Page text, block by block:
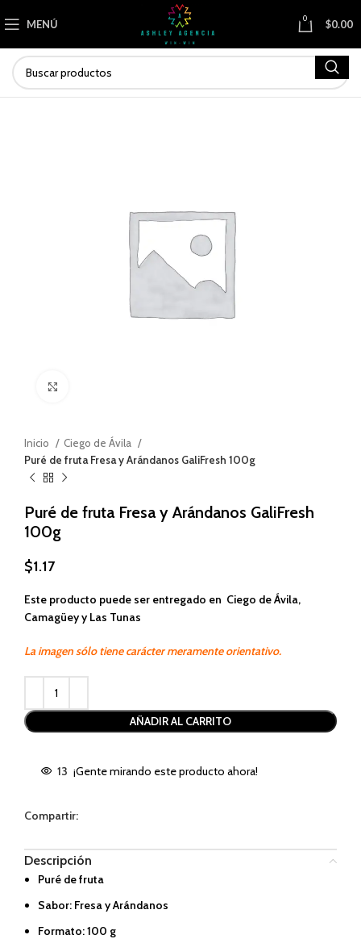
MENÚ 0 $0.00
Inicio
Ciego de Ávila
Puré de fruta Fresa y Arándanos GaliFresh 100g
Puré de fruta Fresa y Arándanos GaliFresh
100g
$1.17
Este producto puede ser entregado en Ciego de Ávila,
Camagüey y Las Tunas
La imagen sólo tiene carácter meramente orientativo.
AÑADIR AL CARRITO
13 ¡Gente mirando este producto ahora!
Compartir:
Descripción
Puré de fruta
Sabor: Fresa y Arándanos
Formato: 100 g